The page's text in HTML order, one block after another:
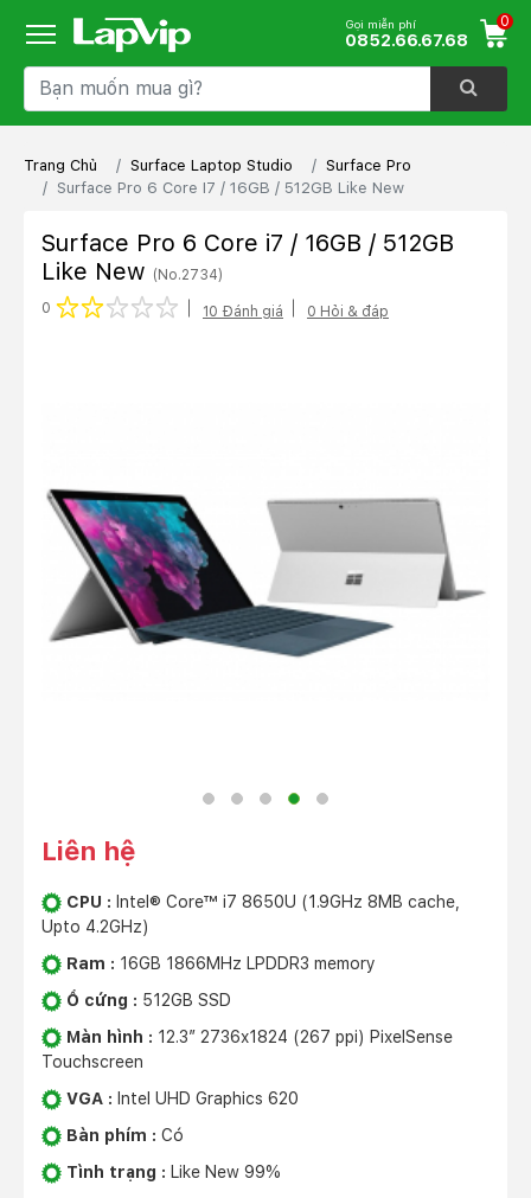
Gọi miễn phí
0852.66.67.68
0
Trang Chủ Surface Laptop Studio
Surface Pro
Surface Pro 6 Core I7 / 16GB / 512GB Like New
Surface Pro 6 Core i7 / 16GB / 512GB
Like New (No.2734)
0
5 stars
4 stars
3 stars
2 stars
1 star 10 Đánh giá 0 Hỏi & đáp
Liên hệ
CPU : Intel® Core™ i7 8650U (1.9GHz 8MB cache,
Upto 4.2GHz)
Ram : 16GB 1866MHz LPDDR3 memory
Ổ cứng : 512GB SSD
Màn hình : 12.3″ 2736x1824 (267 ppi) PixelSense
Touchscreen
VGA : Intel UHD Graphics 620
Bàn phím : Có
Tình trạng : Like New 99%